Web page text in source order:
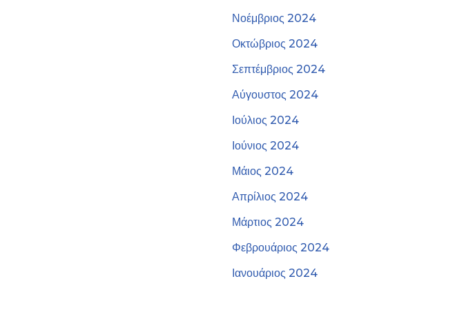
Νοέμβριος 2024
Οκτώβριος 2024
Σεπτέμβριος 2024
Αύγουστος 2024
Ιούλιος 2024
Ιούνιος 2024
Μάιος 2024
Απρίλιος 2024
Μάρτιος 2024
Φεβρουάριος 2024
Ιανουάριος 2024